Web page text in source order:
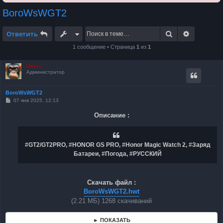
BoroWsWGT2
Ответить Поиск
1 сообщение • Страница 1 из 1
Valery
Администратор
BoroWsWGT2
С07 янв 2025, 12:13
Описание :
#GT2/GT2PRO, #HONOR GS PRO, #Honor Magic Watch 2, #Заряд
Батареи, #Погода, #РУССКИЙ
Скачать файл :
BoroWsWGT2.hwt
(2.21 МБ) 1268 скачиваний
► ПОКАЗАТЬ